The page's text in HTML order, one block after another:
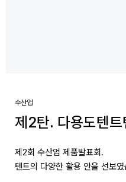
수산업
제2탄. 다용도텐트
제2회 수산업 제품발표회.
텐트의 다양한 활용 안을 선보